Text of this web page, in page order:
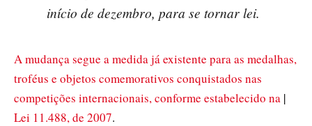
início de dezembro, para se tornar lei.
A mudança segue a medida já existente para as medalhas,
troféus e objetos comemorativos conquistados nas
competições internacionais, conforme estabelecido na |
Lei 11.488, de 2007.